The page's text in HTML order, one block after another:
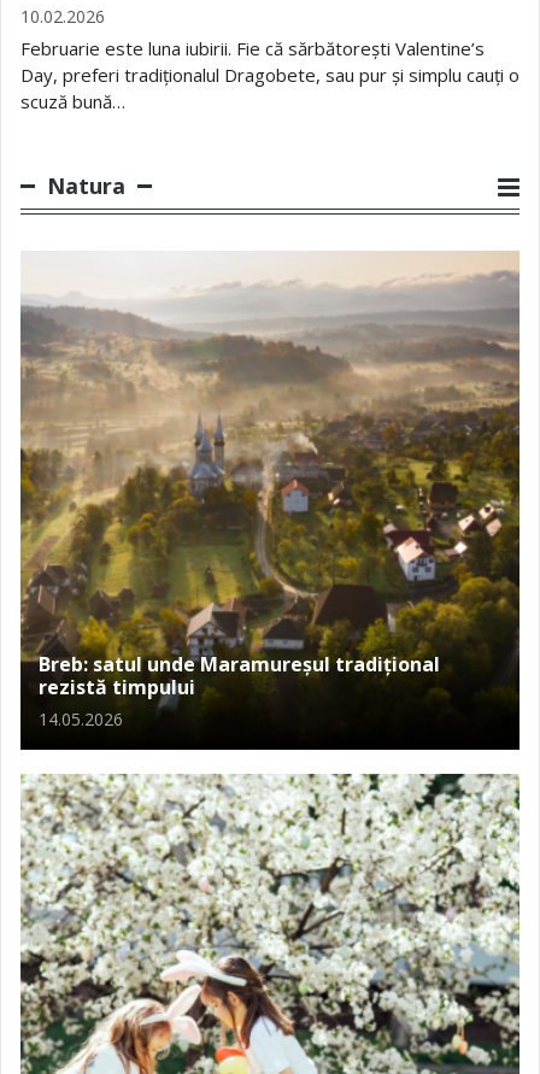
10.02.2026
Februarie este luna iubirii. Fie că sărbătorești Valentine’s
Day, preferi tradiționalul Dragobete, sau pur și simplu cauți o
scuză bună…
Natura
Breb: satul unde Maramureșul tradițional
rezistă timpului
14.05.2026